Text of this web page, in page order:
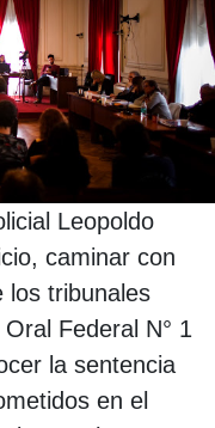
Leopoldo
caminar con
los tribunales
Federal N° 1
la sentencia
en el